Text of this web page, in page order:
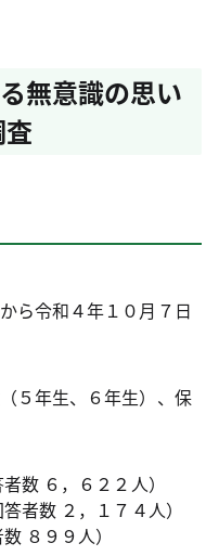
無意識の思い
ら令和４年１０月７日
５年生、６年生）、保
数 ６，６２２人）
者数 ２，１７４人）
８９９人）